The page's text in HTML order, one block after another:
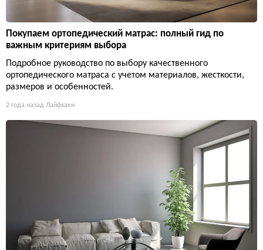
Покупаем ортопедический матрас: полный гид по
важным критериям выбора
Подробное руководство по выбору качественного
ортопедического матраса с учетом материалов, жесткости,
размеров и особенностей.
2 года назад Лайфхаки